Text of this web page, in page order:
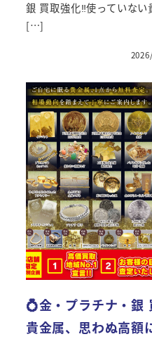
銀 買取強化‼使っていな
[…]
投稿
💍金・プラチナ・銀
貴金属、思わぬ高